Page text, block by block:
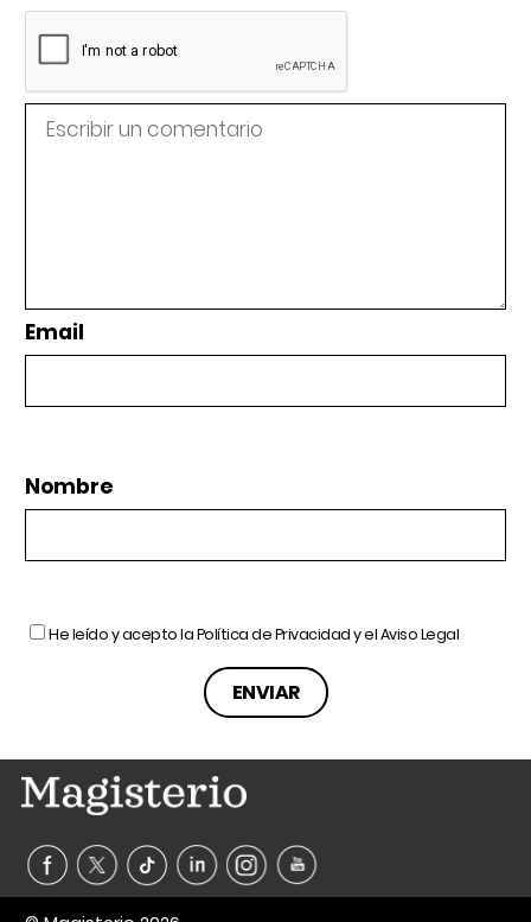
Email
Nombre
He leído y acepto laPolítica de Privacidady elAviso Legal